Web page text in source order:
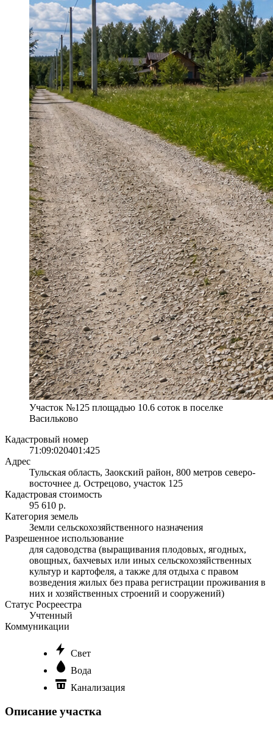
Участок №125 площадью 10.6 соток в поселке
Васильково
Кадастровый номер
71:09:020401:425
Адрес
Тульская область, Заокский район, 800 метров северо-
восточнее д. Острецово, участок 125
Кадастровая стоимость
95 610 р.
Категория земель
Земли сельскохозяйственного назначения
Разрешенное использование
для садоводства (выращивания плодовых, ягодных,
овощных, бахчевых или иных сельскохозяйственных
культур и картофеля, а также для отдыха с правом
возведения жилых без права регистрации проживания в
них и хозяйственных строений и сооружений)
Статус Росреестра
Учтенный
Коммуникации
Свет
Вода
Канализация
Описание участка